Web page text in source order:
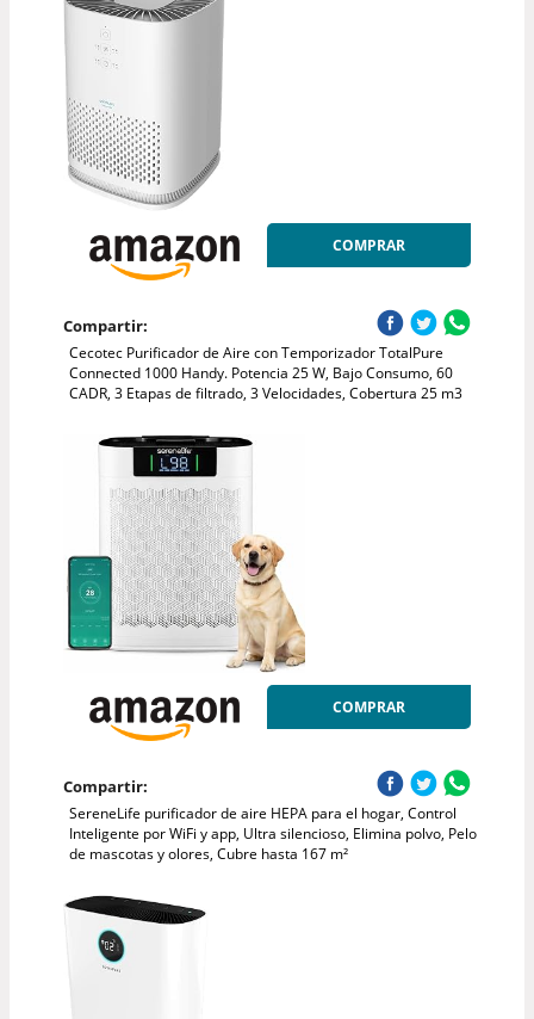
COMPRAR
Compartir:
Cecotec Purificador de Aire con Temporizador TotalPure
Connected 1000 Handy. Potencia 25 W, Bajo Consumo, 60
CADR, 3 Etapas de filtrado, 3 Velocidades, Cobertura 25 m3
COMPRAR
Compartir:
SereneLife purificador de aire HEPA para el hogar, Control
Inteligente por WiFi y app, Ultra silencioso, Elimina polvo, Pelo
de mascotas y olores, Cubre hasta 167 m²